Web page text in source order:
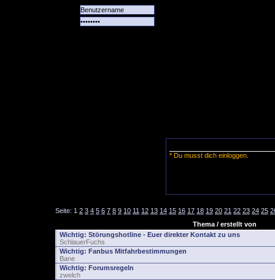
* Du musst dich einloggen.
Seite: 1 2 3 4 5 6 7 8 9 10 11 12 13 14 15 16 17 18 19 20 21 22 23 24 25
Thema / erstellt von
Wichtig: Störungshotline - Euer direkter Kontakt zu uns
SchlauerFuchs
Wichtig: Fanbus Mitfahrbestimmungen
Bane
Wichtig: Forumsregeln
zwelch